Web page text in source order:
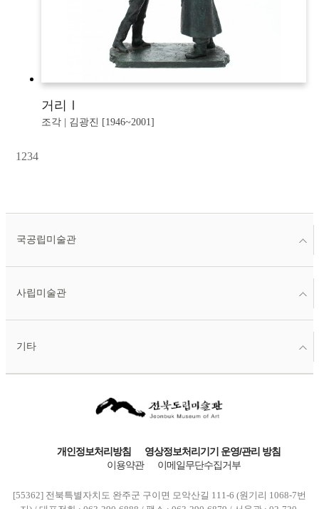
거리Ⅰ
조각 | 김광진 [1946~2001]
1 234
국공립미술관
사립미술관
기타
개인정보처리방침
영상정보처리기기 운영/관리 방침
이용약관
이메일무단수집거부
[55362] 전북특별자치도 완주군 구이면 모악산길 111-6 (원기리 1068-7번